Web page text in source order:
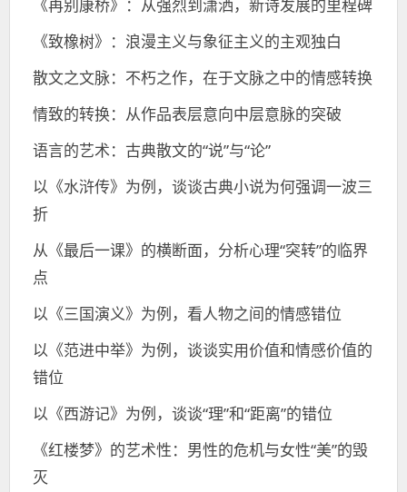
《再别康桥》：从强烈到潇洒，新诗发展的里程碑
《致橡树》：浪漫主义与象征主义的主观独白
散文之文脉：不朽之作，在于文脉之中的情感转换
情致的转换：从作品表层意向中层意脉的突破
语言的艺术：古典散文的“说”与“论”
以《水浒传》为例，谈谈古典小说为何强调一波三
折
从《最后一课》的横断面，分析心理“突转”的临界
点
以《三国演义》为例，看人物之间的情感错位
以《范进中举》为例，谈谈实用价值和情感价值的
错位
以《西游记》为例，谈谈“理”和“距离”的错位
《红楼梦》的艺术性：男性的危机与女性“美”的毁
灭